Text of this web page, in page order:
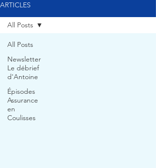
ARTICLES
All Posts
Newsletter
Le débrief
d'Antoine
Épisodes
Assurance
en
Coulisses
All Posts